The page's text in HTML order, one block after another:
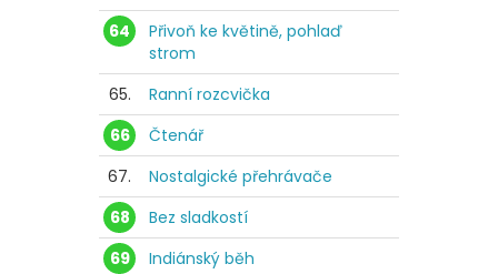
64
Přivoň ke květině, pohlaď
strom
65.
Ranní rozcvička
66
Čtenář
67.
Nostalgické přehrávače
68
Bez sladkostí
69
Indiánský běh